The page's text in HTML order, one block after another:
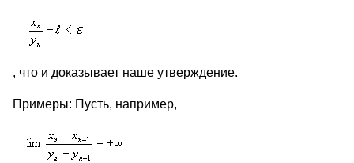
, что и доказывает наше утверждение.
Примеры: Пусть, например,